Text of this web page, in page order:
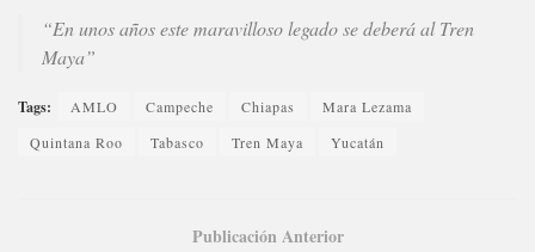
“En unos años este maravilloso legado se deberá al Tren
Maya”
Tags: AMLO Campeche Chiapas
Mara Lezama
Quintana Roo
Tabasco Tren Maya Yucatán
Publicación Anterior